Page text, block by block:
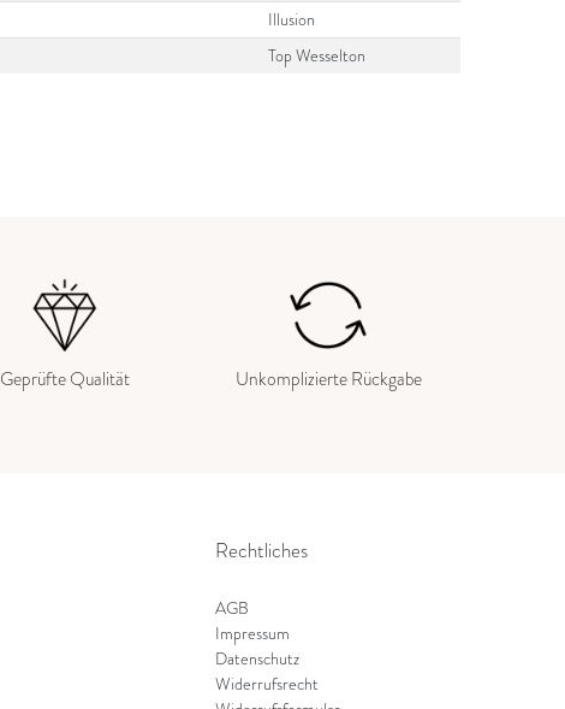
Illusion
Top Wesselton
Geprüfte Qualität Unkomplizierte Rückgabe
Rechtliches
AGB
Impressum
Datenschutz
Widerrufsrecht